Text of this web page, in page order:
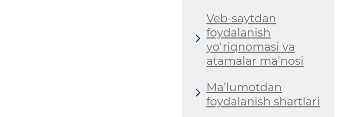
Veb-saytdan
foydalanish
yo‘riqnomasi va
atamalar ma’nosi
Ma’lumotdan
foydalanish shartlari